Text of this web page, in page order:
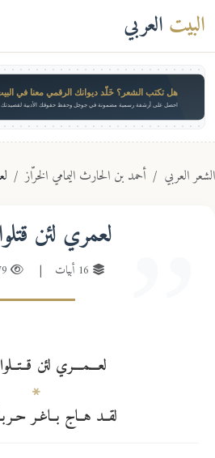
البيتالعربي
هل تكتب الشعر؟ خَلّد ديوانك الرقمي معنا في البيت
احصل على أرشفة رسمية مضمونة في جوجل وحفظ حقوقك الأدبية لقصيدتك
العربي أحمد بن الحارث اليمامي الخرّاز
لعمري لئن
16 أبيات 779 مشاهدة
لعـــمـــري لئن قــتــلوا
لقــد هــاج بــاغـر